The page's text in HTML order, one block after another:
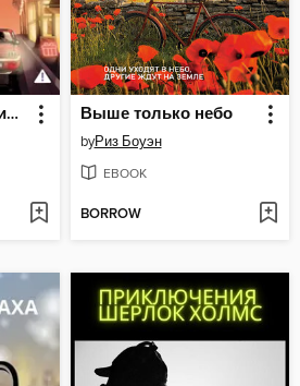
Рождество в Голливуде, или Лучшая роль в моей жизни Выше только небо
byРиз Боуэн
EBOOK
BORROW